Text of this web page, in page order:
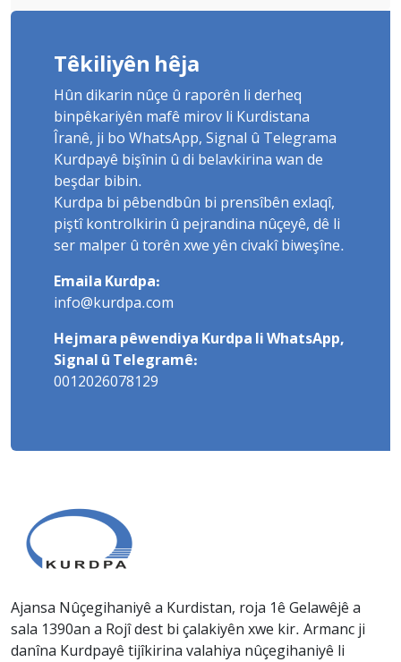
Têkiliyên hêja
Hûn dikarin nûçe û raporên li derheq
binpêkariyên mafê mirov li Kurdistana
Îranê, ji bo WhatsApp, Signal û Telegrama
Kurdpayê bişînin û di belavkirina wan de
beşdar bibin.
Kurdpa bi pêbendbûn bi prensîbên exlaqî,
piştî kontrolkirin û pejrandina nûçeyê, dê li
ser malper û torên xwe yên civakî biweşîne.
Emaila Kurdpa:
info@kurdpa.com
Hejmara pêwendiya Kurdpa li WhatsApp,
Signal û Telegramê:
0012026078129
Ajansa Nûçegihaniyê a Kurdistan, roja 1ê Gelawêjê a
sala 1390an a Rojî dest bi çalakiyên xwe kir. Armanc ji
danîna Kurdpayê tijîkirina valahiya nûçegihaniyê li